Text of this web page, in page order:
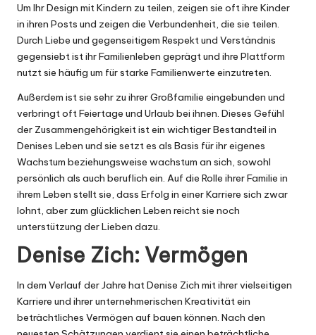
Um Ihr Design mit Kindern zu teilen, zeigen sie oft ihre Kinder
in ihren Posts und zeigen die Verbundenheit, die sie teilen.
Durch Liebe und gegenseitigem Respekt und Verständnis
gegensiebt ist ihr Familienleben geprägt und ihre Plattform
nutzt sie häufig um für starke Familienwerte einzutreten.
Außerdem ist sie sehr zu ihrer Großfamilie eingebunden und
verbringt oft Feiertage und Urlaub bei ihnen. Dieses Gefühl
der Zusammengehörigkeit ist ein wichtiger Bestandteil in
Denises Leben und sie setzt es als Basis für ihr eigenes
Wachstum beziehungsweise wachstum an sich, sowohl
persönlich als auch beruflich ein. Auf die Rolle ihrer Familie in
ihrem Leben stellt sie, dass Erfolg in einer Karriere sich zwar
lohnt, aber zum glücklichen Leben reicht sie noch
unterstützung der Lieben dazu.
Denise Zich: Vermögen
In dem Verlauf der Jahre hat Denise Zich mit ihrer vielseitigen
Karriere und ihrer unternehmerischen Kreativität ein
beträchtliches Vermögen auf bauen können. Nach den